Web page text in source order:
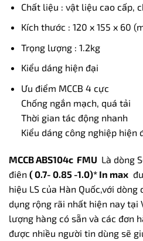
Chất liệu : vật liệu cao cấp,
Kích thước : 120 x 155 x 60
Trọng lượng : 1.2kg
Kiểu dáng hiện đại
Ưu điểm MCCB 4 cực
Chống ngắn mạch, quá tải
Thời gian tác động nhanh
Kiểu dáng công nghiệp hiện
MCCB ABS104c FMU Là dòng
điên ( 0.7- 0.85 -1.0)* In max
hiệu LS của Hàn Quốc,với
dụng rộng rãi nhất hiện nay tại
lượng hàng có sẵn và các đơn
được nhiều người tin dùng sẽ